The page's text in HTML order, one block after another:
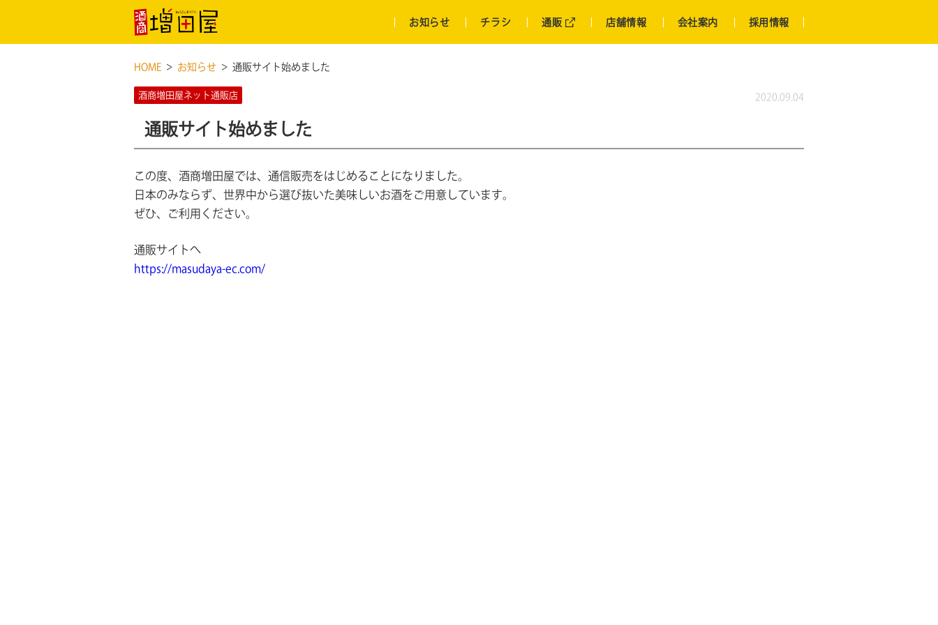
お知らせ チラシ 通販 店舗情報 会社案内 採用情報
HOME お知らせ 通販サイト始めました
酒商増田屋ネット通販店 2020.09.04
通販サイト始めました
この度、酒商増田屋では、通信販売をはじめることになりました。
日本のみならず、世界中から選び抜いた美味しいお酒をご用意しています。
ぜひ、ご利用ください。
通販サイトへ
https://masudaya-ec.com/